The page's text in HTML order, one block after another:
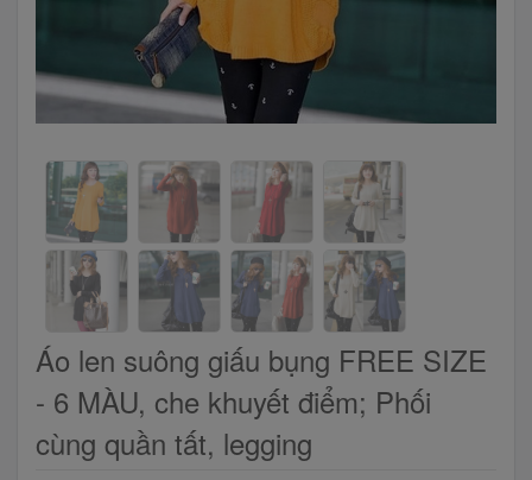
Áo len suông giấu bụng FREE SIZE
- 6 MÀU, che khuyết điểm; Phối
cùng quần tất, legging